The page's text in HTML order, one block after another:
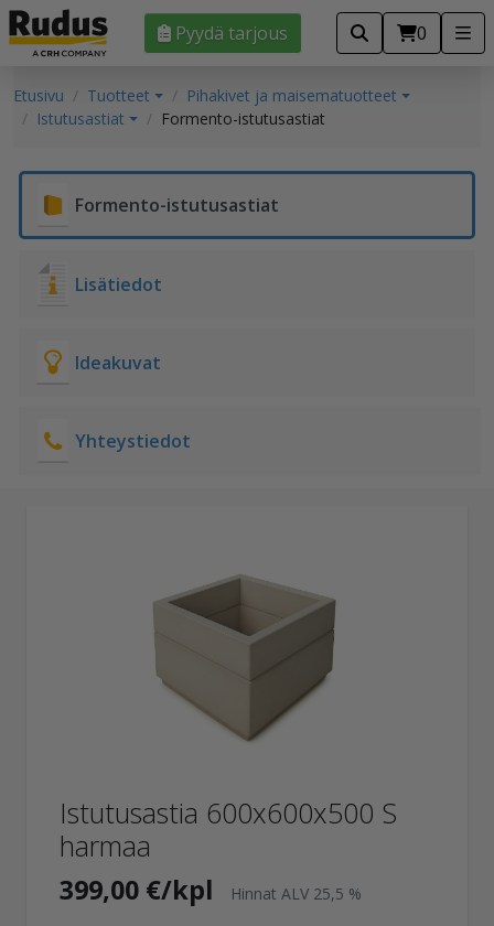
Pyydä tarjous 0
Etusivu Tuotteet
Pihakivet ja maisematuotteet
Istutusastiat
Formento-istutusastiat
Formento-istutusastiat
Lisätiedot
Ideakuvat
Yhteystiedot
Istutusastia 600x600x500 S
harmaa
399,00 €/kpl Hinnat ALV 25,5 %